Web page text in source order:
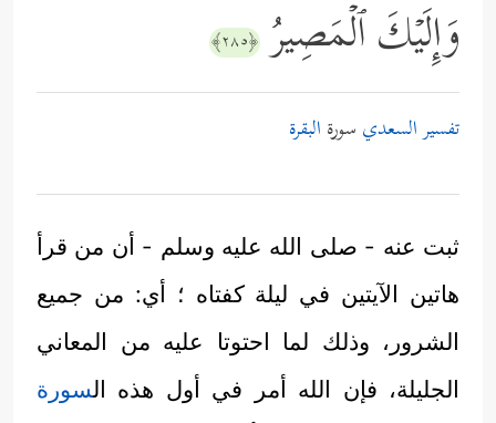
وَإِلَیۡكَ ٱلۡمَصِیرُ ﴿٢٨٥﴾
تفسير السعدي سورة البقرة
ثبت عنه - صلى الله عليه وسلم - أن من قرأ
هاتين الآيتين في ليلة كفتاه ؛ أي: من جميع
الشرور، وذلك لما احتوتا عليه من المعاني
الجليلة، فإن الله أمر في أول هذه السورة